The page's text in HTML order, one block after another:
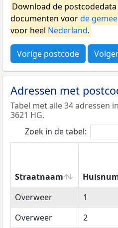
Download de postcodedata
documenten voorde
voor heel Nederland.
Vorige postcode
Adressen met
Tabel met alle 34 adressen
3621 HG.
Zoek in de tabel:
Straatnaam
Straatnaam
Overweer 1
Overweer
2